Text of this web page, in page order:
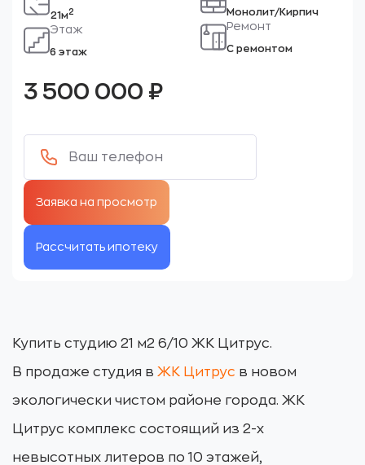
21м2
Этаж
6 этаж
Монолит/Кирпич
Ремонт
С ремонтом
3 500 000 ₽
Рассчитать ипотеку
Купить студию 21 м2 6/10 ЖК Цитрус.
В продаже студия в ЖК Цитрус в новом
экологически чистом районе города. ЖК
Цитрус комплекс состоящий из 2-х
невысотных литеров по 10 этажей,